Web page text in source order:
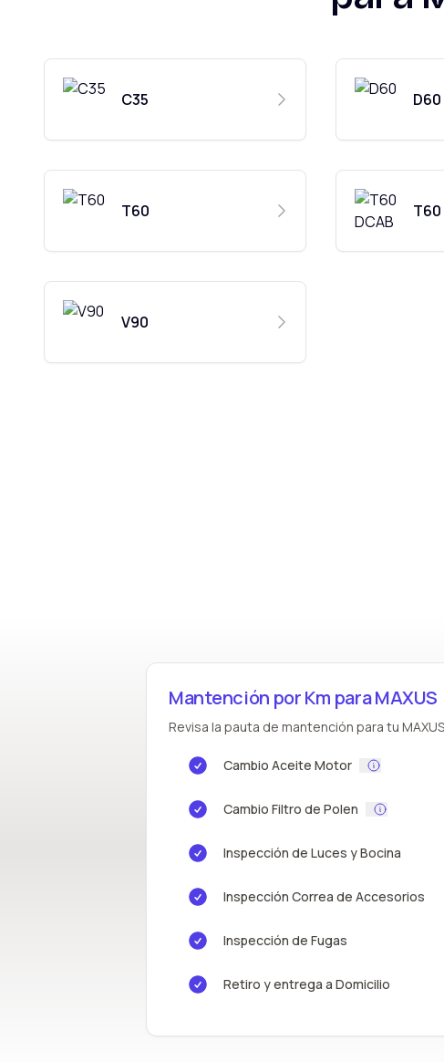
C35 D60
T60 T60
V90
Mantención por Km para MAXUS
Revisa la pauta de mantención para tu
Cambio Aceite Motor
Cambio Filtro de Polen
Inspección de Luces y Bocina
Inspección Correa de Accesorios
Inspección de Fugas
Retiro y entrega a Domicilio